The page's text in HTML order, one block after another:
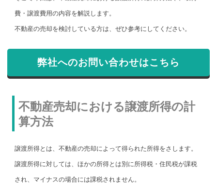
費・譲渡費用の内容を解説します。
不動産の売却を検討している方は、ぜひ参考にしてください。
弊社へのお問い合わせはこちら
不動産売却における譲渡所得の計
算方法
譲渡所得とは、不動産の売却によって得られた所得をさします。
譲渡所得に対しては、ほかの所得とは別に所得税・住民税が課税
され、マイナスの場合には課税されません。